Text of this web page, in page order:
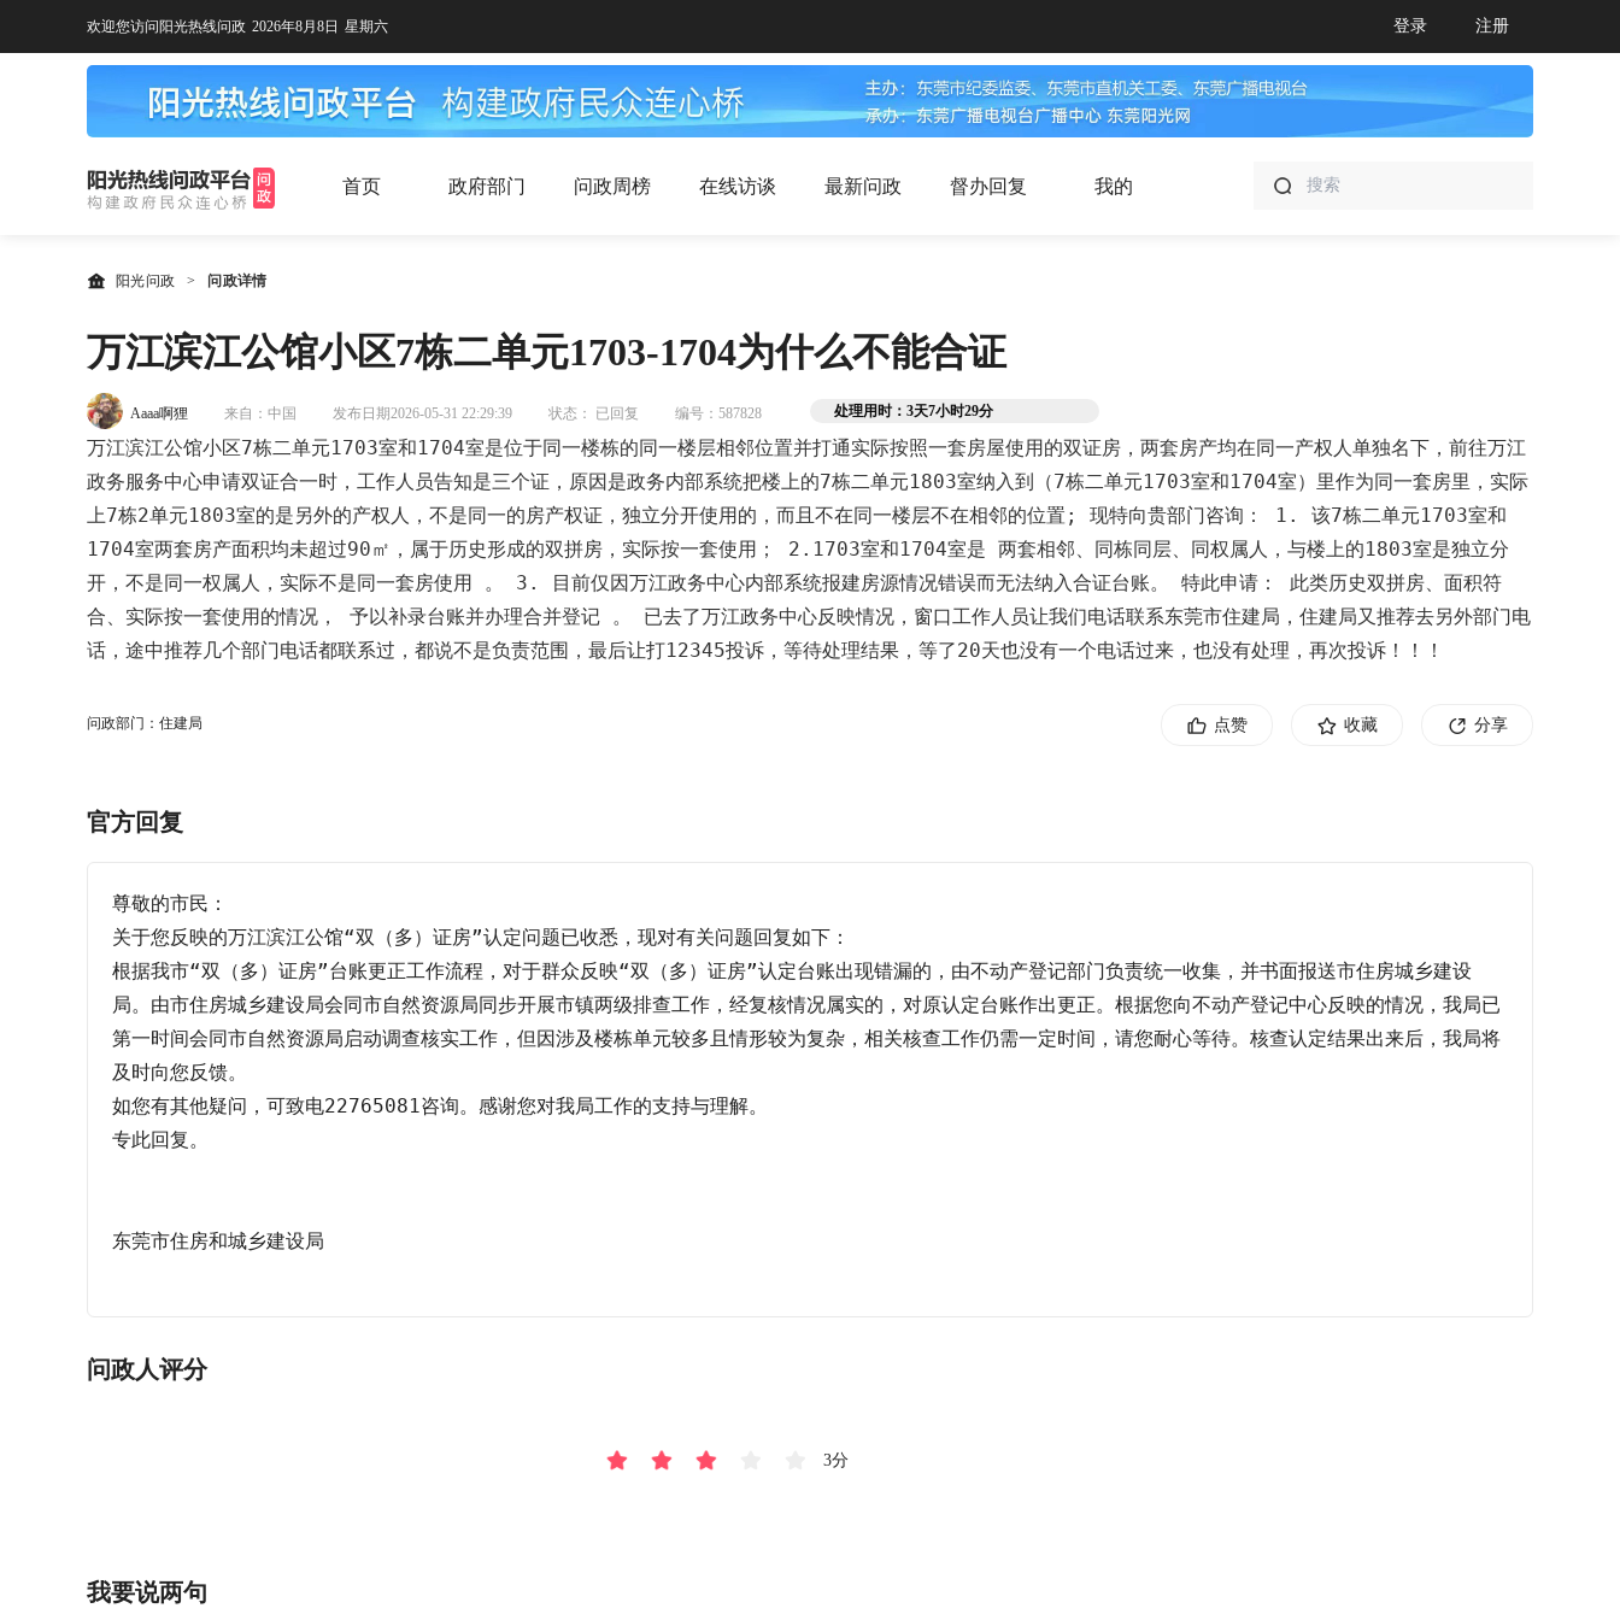
欢迎您访问阳光热线问政 2026年8月8日 星期六 登录 注册
首页 政府部门 问政周榜 在线访谈 最新问政 督办回复 我的
阳光问政 > 问政详情
万江滨江公馆小区7栋二单元1703-1704为什么不能合证
Aaaa啊狸 来自：中国 发布日期2026-05-31 22:29:39 状态： 已回复 编号：587828 处理用时：3天7小时29分
万江滨江公馆小区7栋二单元1703室和1704室是位于同一楼栋的同一楼层相邻位置并打通实际按照一套房屋使用的双证房，两套房产均在同一产权人单独名下，前往万江
政务服务中心申请双证合一时，工作人员告知是三个证，原因是政务内部系统把楼上的7栋二单元1803室纳入到（7栋二单元1703室和1704室）里作为同一套房里，实际
上7栋2单元1803室的是另外的产权人，不是同一的房产权证，独立分开使用的，而且不在同一楼层不在相邻的位置; 现特向贵部门咨询： 1. 该7栋二单元1703室和
1704室两套房产面积均未超过90㎡，属于历史形成的双拼房，实际按一套使用； 2.1703室和1704室是 两套相邻、同栋同层、同权属人，与楼上的1803室是独立分
开，不是同一权属人，实际不是同一套房使用 。 3. 目前仅因万江政务中心内部系统报建房源情况错误而无法纳入合证台账。 特此申请： 此类历史双拼房、面积符
合、实际按一套使用的情况， 予以补录台账并办理合并登记 。 已去了万江政务中心反映情况，窗口工作人员让我们电话联系东莞市住建局，住建局又推荐去另外部门电
话，途中推荐几个部门电话都联系过，都说不是负责范围，最后让打12345投诉，等待处理结果，等了20天也没有一个电话过来，也没有处理，再次投诉！！！
问政部门：住建局 点赞 收藏 分享
官方回复
尊敬的市民：
关于您反映的万江滨江公馆“双（多）证房”认定问题已收悉，现对有关问题回复如下：
根据我市“双（多）证房”台账更正工作流程，对于群众反映“双（多）证房”认定台账出现错漏的，由不动产登记部门负责统一收集，并书面报送市住房城乡建设
局。由市住房城乡建设局会同市自然资源局同步开展市镇两级排查工作，经复核情况属实的，对原认定台账作出更正。根据您向不动产登记中心反映的情况，我局已
第一时间会同市自然资源局启动调查核实工作，但因涉及楼栋单元较多且情形较为复杂，相关核查工作仍需一定时间，请您耐心等待。核查认定结果出来后，我局将
及时向您反馈。
如您有其他疑问，可致电22765081咨询。感谢您对我局工作的支持与理解。
专此回复。
东莞市住房和城乡建设局
问政人评分
3分
我要说两句